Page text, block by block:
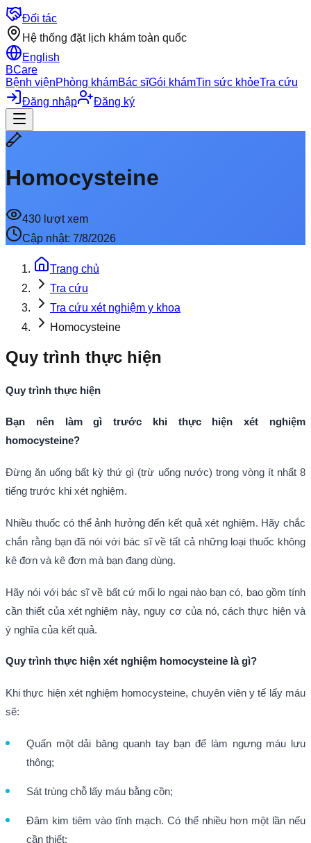
Đối tác
Hệ thống đặt lịch khám toàn quốc
English
BCare
Bệnh việnPhòng khámBác sĩGói khámTin sức khỏeTra cứu
Đăng nhập
Đăng ký
Homocysteine
430 lượt xem
Cập nhật: 7/8/2026
Trang chủ
Tra cứu
Tra cứu xét nghiệm y khoa
Homocysteine
Quy trình thực hiện
Quy trình thực hiện
Bạn nên làm gì trước khi thực hiện xét nghiệm
homocysteine?
Đừng ăn uống bất kỳ thứ gì (trừ uống nước) trong vòng ít nhất 8
tiếng trước khi xét nghiệm.
Nhiều thuốc có thể ảnh hưởng đến kết quả xét nghiệm. Hãy chắc
chắn rằng bạn đã nói với bác sĩ về tất cả những loại thuốc không
kê đơn và kê đơn mà bạn đang dùng.
Hãy nói với bác sĩ về bất cứ mối lo ngại nào bạn có, bao gồm tính
cần thiết của xét nghiệm này, nguy cơ của nó, cách thực hiện và
ý nghĩa của kết quả.
Quy trình thực hiện xét nghiệm homocysteine là gì?
Khi thực hiện xét nghiệm homocysteine, chuyên viên y tế lấy máu
sẽ:
Quấn một dải băng quanh tay bạn để làm ngưng máu lưu
thông;
Sát trùng chỗ lấy máu bằng cồn;
Đâm kim tiêm vào tĩnh mạch. Có thể nhiều hơn một lần nếu
cần thiết;